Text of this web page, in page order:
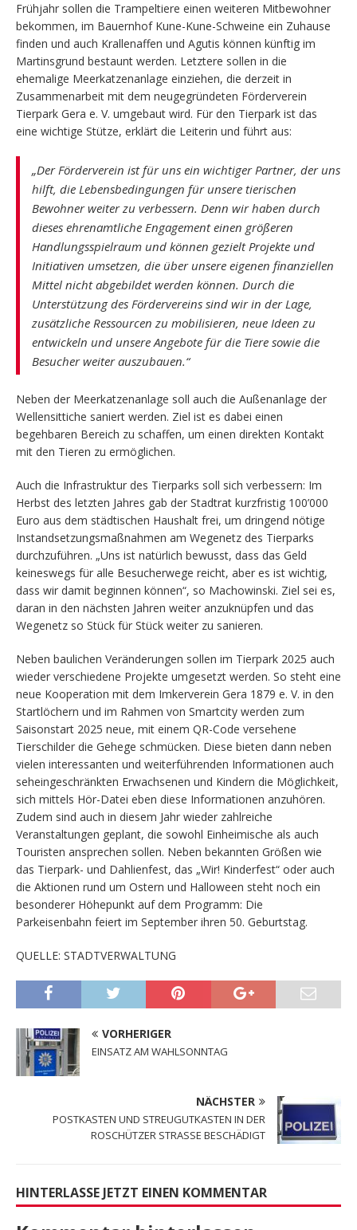
Frühjahr sollen die Trampeltiere einen weiteren Mitbewohner
bekommen, im Bauernhof Kune-Kune-Schweine ein Zuhause
finden und auch Krallenaffen und Agutis können künftig im
Martinsgrund bestaunt werden. Letztere sollen in die
ehemalige Meerkatzenanlage einziehen, die derzeit in
Zusammenarbeit mit dem neugegründeten Förderverein
Tierpark Gera e. V. umgebaut wird. Für den Tierpark ist das
eine wichtige Stütze, erklärt die Leiterin und führt aus:
„Der Förderverein ist für uns ein wichtiger Partner, der uns
hilft, die Lebensbedingungen für unsere tierischen
Bewohner weiter zu verbessern. Denn wir haben durch
dieses ehrenamtliche Engagement einen größeren
Handlungsspielraum und können gezielt Projekte und
Initiativen umsetzen, die über unsere eigenen finanziellen
Mittel nicht abgebildet werden können. Durch die
Unterstützung des Fördervereins sind wir in der Lage,
zusätzliche Ressourcen zu mobilisieren, neue Ideen zu
entwickeln und unsere Angebote für die Tiere sowie die
Besucher weiter auszubauen.“
Neben der Meerkatzenanlage soll auch die Außenanlage der
Wellensittiche saniert werden. Ziel ist es dabei einen
begehbaren Bereich zu schaffen, um einen direkten Kontakt
mit den Tieren zu ermöglichen.
Auch die Infrastruktur des Tierparks soll sich verbessern: Im
Herbst des letzten Jahres gab der Stadtrat kurzfristig 100’000
Euro aus dem städtischen Haushalt frei, um dringend nötige
Instandsetzungsmaßnahmen am Wegenetz des Tierparks
durchzuführen. „Uns ist natürlich bewusst, dass das Geld
keineswegs für alle Besucherwege reicht, aber es ist wichtig,
dass wir damit beginnen können“, so Machowinski. Ziel sei es,
daran in den nächsten Jahren weiter anzuknüpfen und das
Wegenetz so Stück für Stück weiter zu sanieren.
Neben baulichen Veränderungen sollen im Tierpark 2025 auch
wieder verschiedene Projekte umgesetzt werden. So steht eine
neue Kooperation mit dem Imkerverein Gera 1879 e. V. in den
Startlöchern und im Rahmen von Smartcity werden zum
Saisonstart 2025 neue, mit einem QR-Code versehene
Tierschilder die Gehege schmücken. Diese bieten dann neben
vielen interessanten und weiterführenden Informationen auch
seheingeschränkten Erwachsenen und Kindern die Möglichkeit,
sich mittels Hör-Datei eben diese Informationen anzuhören.
Zudem sind auch in diesem Jahr wieder zahlreiche
Veranstaltungen geplant, die sowohl Einheimische als auch
Touristen ansprechen sollen. Neben bekannten Größen wie
das Tierpark- und Dahlienfest, das „Wir! Kinderfest“ oder auch
die Aktionen rund um Ostern und Halloween steht noch ein
besonderer Höhepunkt auf dem Programm: Die
Parkeisenbahn feiert im September ihren 50. Geburtstag.
QUELLE: STADTVERWALTUNG
VORHERIGER
EINSATZ AM WAHLSONNTAG
NÄCHSTER
POSTKASTEN UND STREUGUTKASTEN IN DER
ROSCHÜTZER STRASSE BESCHÄDIGT
HINTERLASSE JETZT EINEN KOMMENTAR